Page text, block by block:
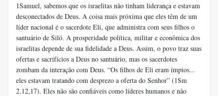
1Samuel, sabemos que os israelitas não tinham liderança e estavam
desconectados de Deus. A coisa mais próxima que eles têm de um
líder nacional é o sacerdote Eli, que administra com seus filhos o
santuário de Siló. A prosperidade política, militar e econômica dos
israelitas depende de sua fidelidade a Deus. Assim, o povo traz suas
ofertas e sacrifícios a Deus no santuário, mas os sacerdotes
zombam da interação com Deus. “Os filhos de Eli eram ímpios...
eles estavam tratando com desprezo a oferta do Senhor” (1Sm
2.12,17). Eles não são confiáveis ​​como líderes humanos e não